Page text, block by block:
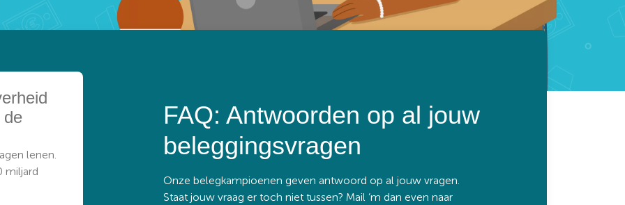
de
lenen.
miljard
FAQ: Antwoorden op al jouw
beleggingsvragen
Onze belegkampioenen geven antwoord op al jouw vragen.
Staat jouw vraag er toch niet tussen? Mail ‘m dan even naar